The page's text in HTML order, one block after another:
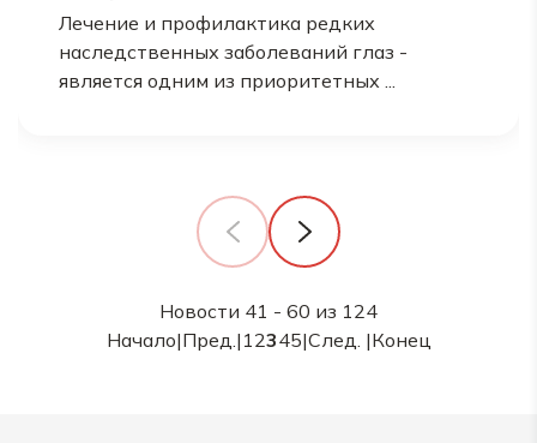
Лечение и профилактика редких
наследственных заболеваний глаз -
является одним из приоритетных ...
Новости 41 - 60 из 124
Начало|Пред.| 12345|След. |Конец